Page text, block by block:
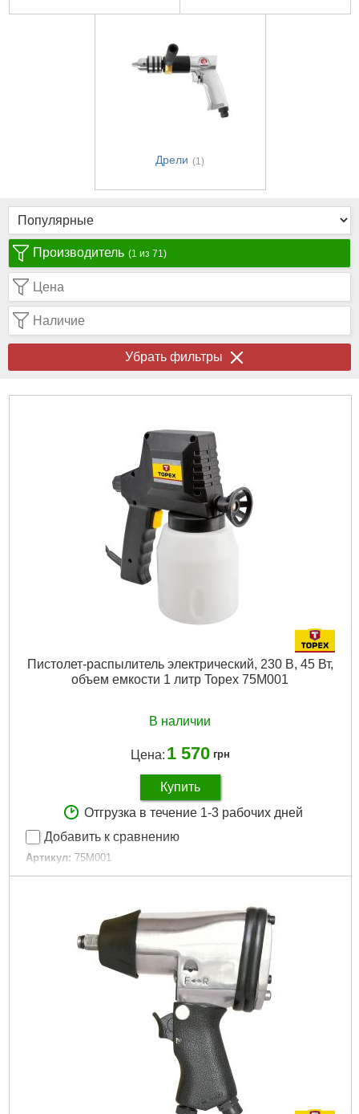
Дрели (1)
Производитель (1 из 71)
Цена
Наличие
Убрать фильтры
Пистолет-распылитель электрический, 230 В, 45 Вт,
объем емкости 1 литр Topex 75M001
В наличии
Цена: 1 570 грн
Купить
Отгрузка в течение 1-3 рабочих дней
Добавить к сравнению
Артикул: 75M001
Код товара: 17.28.38
500 г
Подробнее...